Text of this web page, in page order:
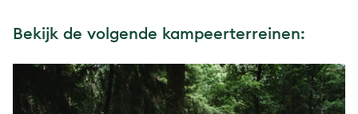
Bekijk de volgende kampeerterreinen: